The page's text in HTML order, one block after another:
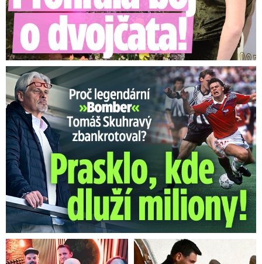
Proč Skuhravý zbankrotoval? Prasklo, kde dluží miliony!